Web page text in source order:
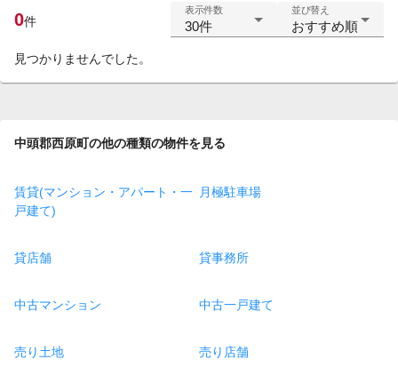
0件
表示件数
30件
並び替え
おすすめ順
見つかりませんでした。
中頭郡西原町の他の種類の物件を見る
賃貸(マンション・アパート・一
戸建て)
月極駐車場
貸店舗 貸事務所
中古マンション 中古一戸建て
売り土地 売り店舗